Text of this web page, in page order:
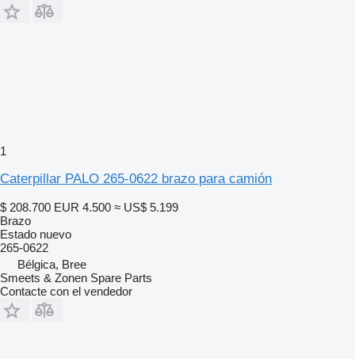
1
Caterpillar PALO 265-0622 brazo para camión
$ 208.700 EUR 4.500 ≈ US$ 5.199
Brazo
Estado nuevo
265-0622
Bélgica, Bree
Smeets & Zonen Spare Parts
Contacte con el vendedor